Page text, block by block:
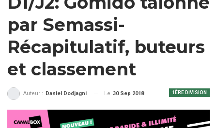
par Semassi-
Récapitulatif, buteurs
et classement
1ÈRE DIVISION
Auteur : Daniel Dodjagni Le 30 Sep 2018